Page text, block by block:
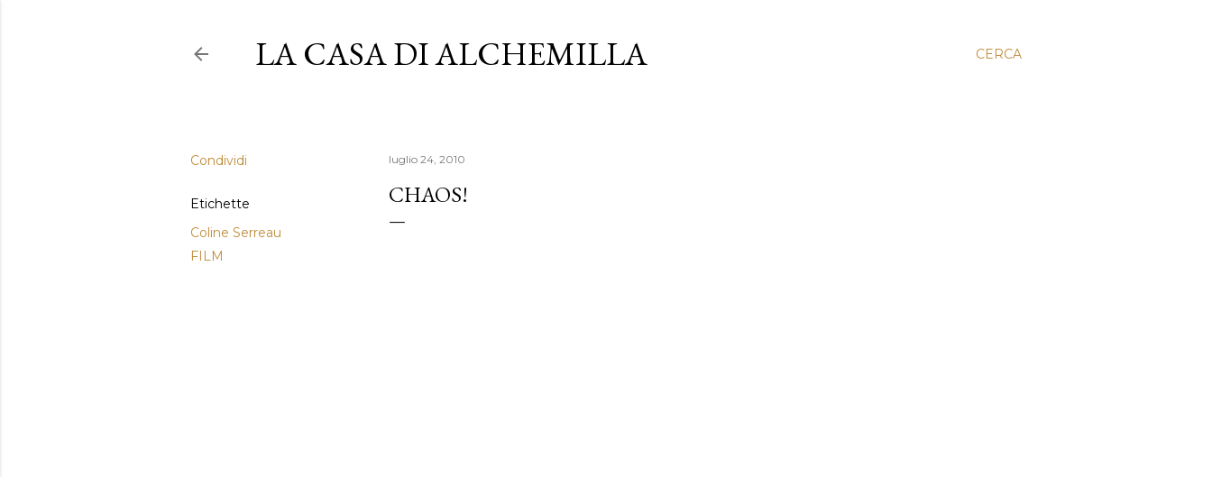
CERCA
LA CASA DI ALCHEMILLA
Condividi
Etichette
Coline Serreau
FILM
luglio 24, 2010
CHAOS!